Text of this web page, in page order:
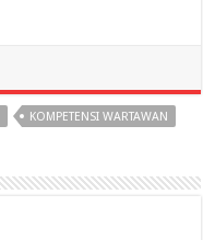
KOMPETENSI WARTAWAN